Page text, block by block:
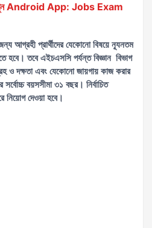
রাখুন Android App: Jobs Exam
আগ্রহী প্রার্থীদের যেকোনো বিষয়ে ন্যূনতম
তবে এইচএসসি পর্যন্ত বিজ্ঞান বিভাগ
দক্ষতা এবং যেকোনো জায়গায় কাজ করার
বয়সসীমা ৩১ বছর। নির্বাচিত
নিয়োগ দেওয়া হবে।